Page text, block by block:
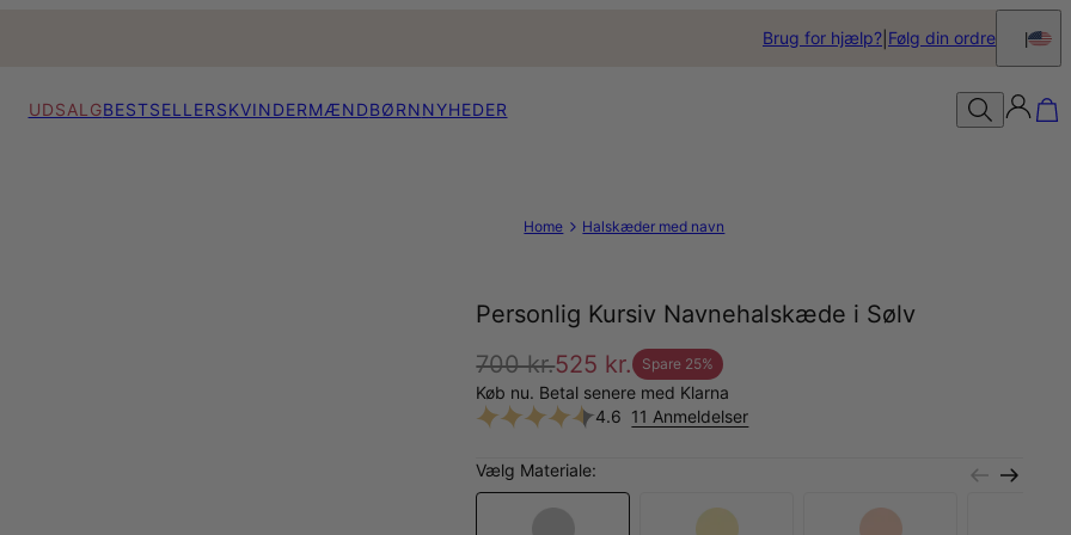
Brug for hjælp? Følg din ordre
UDSALGBESTSELLERSKVINDERMÆNDBØRNNYHEDER
Home Halskæder med navn
Personlig Kursiv Navnehalskæde i Sølv
700 kr.525 kr. Spare 25%
Køb nu. Betal senere med Klarna
4.6 11 Anmeldelser
Vælg Materiale: